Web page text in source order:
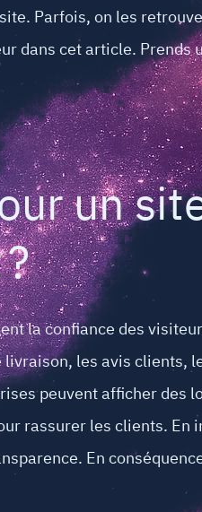
Parfois, on les
dans cet article. Prends
un
la confiance des
les avis clients,
peuvent afficher des
rassurer les clients. En
En